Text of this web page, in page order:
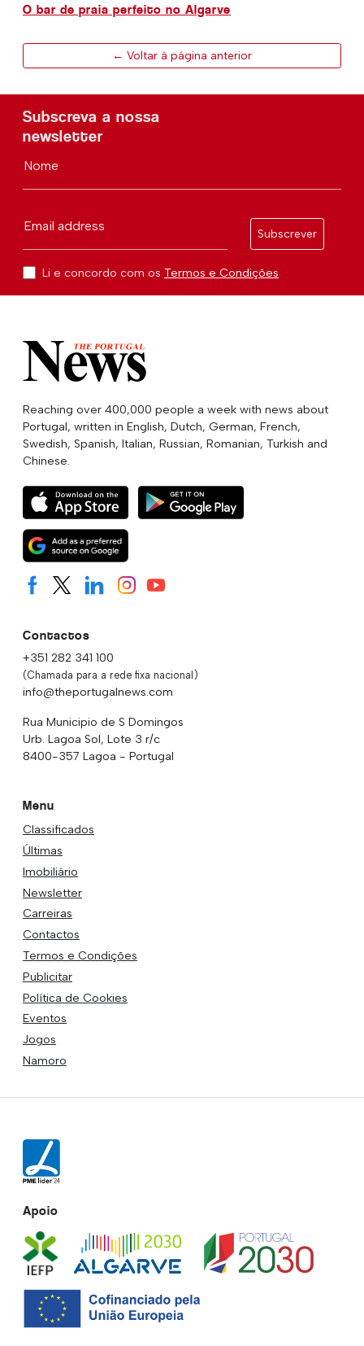
O bar de praia perfeito no Algarve
← Voltar à página anterior
Subscreva a nossa
newsletter
Nome
Email address
Subscrever
Li e concordo com os Termos e Condições
Reaching over 400,000 people a week with news about
Portugal, written in English, Dutch, German, French,
Swedish, Spanish, Italian, Russian, Romanian, Turkish and
Chinese.
Contactos
+351 282 341 100
(Chamada para a rede fixa nacional)
info@theportugalnews.com
Rua Municipio de S Domingos
Urb. Lagoa Sol, Lote 3 r/c
8400-357 Lagoa - Portugal
Menu
Classificados
Últimas
Imobiliário
Newsletter
Carreiras
Contactos
Termos e Condições
Publicitar
Política de Cookies
Eventos
Jogos
Namoro
Apoio